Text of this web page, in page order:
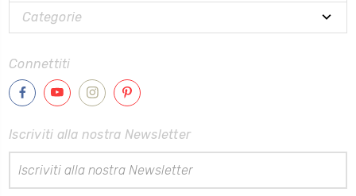
Categorie
Connettiti
Iscriviti alla nostra Newsletter
Email